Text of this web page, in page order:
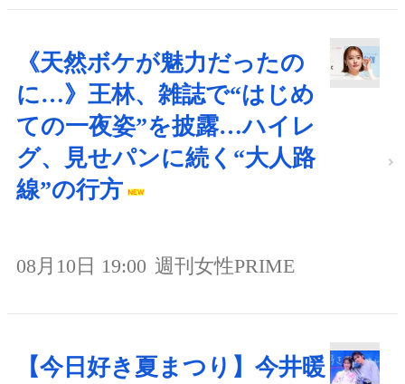
《天然ボケが魅力だったの
に…》王林、雑誌で“はじめ
ての一夜姿”を披露…ハイレ
グ、見せパンに続く“大人路
線”の行方
08月10日 19:00 週刊女性PRIME
【今日好き夏まつり】今井暖